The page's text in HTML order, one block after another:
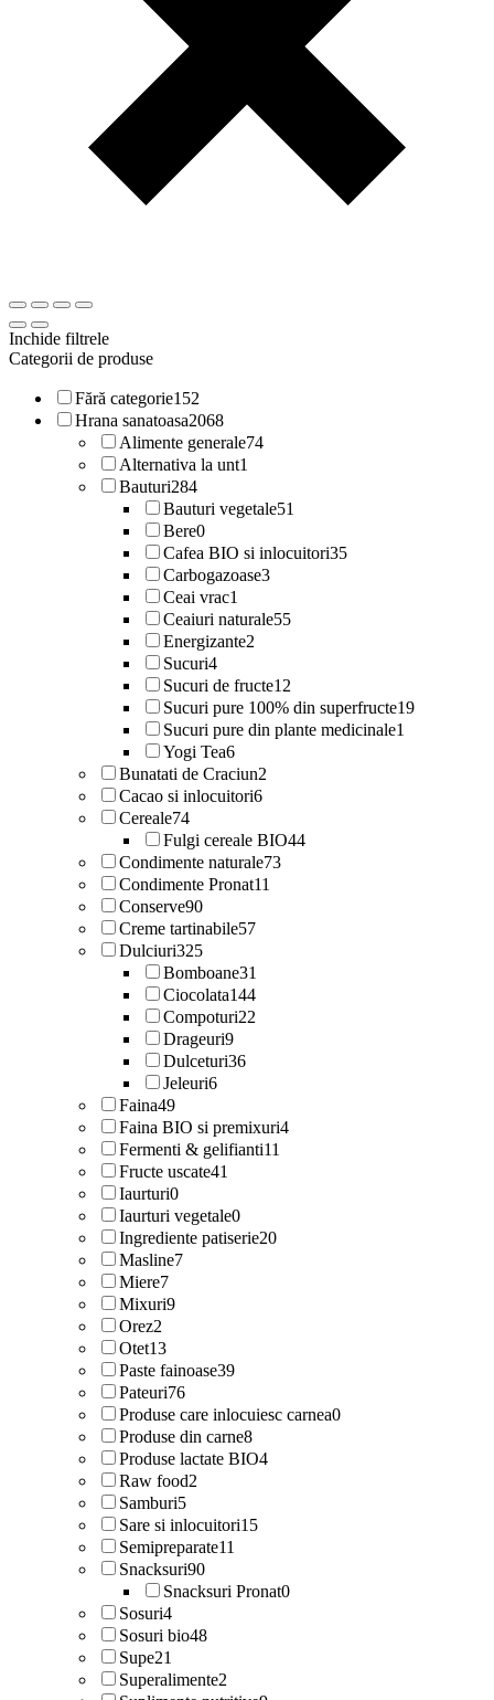
Inchide filtrele
Categorii de produse
Fără categorie152
Hrana sanatoasa2068
Alimente generale74
Alternativa la unt1
Bauturi284
Bauturi vegetale51
Bere0
Cafea BIO si inlocuitori35
Carbogazoase3
Ceai vrac1
Ceaiuri naturale55
Energizante2
Sucuri4
Sucuri de fructe12
Sucuri pure 100% din superfructe19
Sucuri pure din plante medicinale1
Yogi Tea6
Bunatati de Craciun2
Cacao si inlocuitori6
Cereale74
Fulgi cereale BIO44
Condimente naturale73
Condimente Pronat11
Conserve90
Creme tartinabile57
Dulciuri325
Bomboane31
Ciocolata144
Compoturi22
Drageuri9
Dulceturi36
Jeleuri6
Faina49
Faina BIO si premixuri4
Fermenti & gelifianti11
Fructe uscate41
Iaurturi0
Iaurturi vegetale0
Ingrediente patiserie20
Masline7
Miere7
Mixuri9
Orez2
Otet13
Paste fainoase39
Pateuri76
Produse care inlocuiesc carnea0
Produse din carne8
Produse lactate BIO4
Raw food2
Samburi5
Sare si inlocuitori15
Semipreparate11
Snacksuri90
Snacksuri Pronat0
Sosuri4
Sosuri bio48
Supe21
Superalimente2